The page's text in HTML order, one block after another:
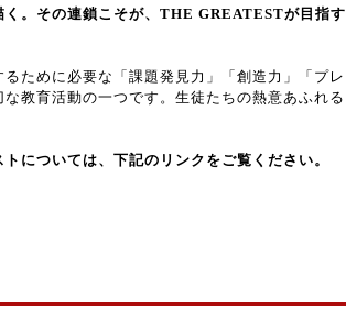
。その連鎖こそが、THE GREATESTが目指す
ために必要な「課題発見力」「創造力」「プレ
教育活動の一つです。生徒たちの熱意あふれる
については、下記のリンクをご覧ください。